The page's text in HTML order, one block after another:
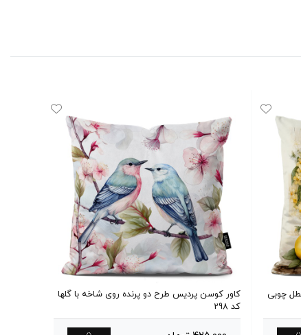
چوبی
کاور کوسن پردیس طرح دو پرنده روی شاخه با گلها
کد 298